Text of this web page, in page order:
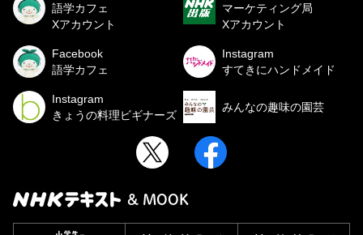
語学カフェ
Xアカウント
マーケティング局
Xアカウント
Facebook
語学カフェ
Instagram
すてきにハンドメイド
Instagram
きょうの料理ビギナーズ
みんなの趣味の園芸
& MOOK